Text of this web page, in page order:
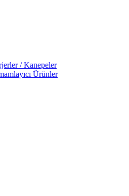
/ Kanepeler
Ürünler